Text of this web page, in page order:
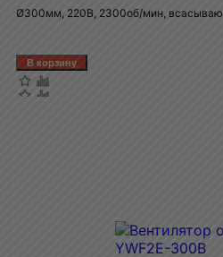
Ø300мм, 220В, 2300об/мин,